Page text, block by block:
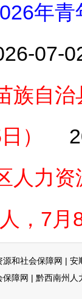
年
07-
族自
）
人力
，7月
源和社会保障网 | 安
保障网 | 黔西南州人